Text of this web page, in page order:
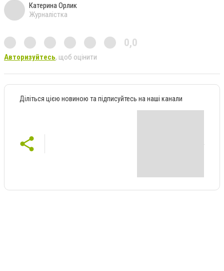
Катерина Орлик
Журналістка
0,0
Авторизуйтесь, щоб оцінити
Діліться цією новиною та підписуйтесь на наші канали